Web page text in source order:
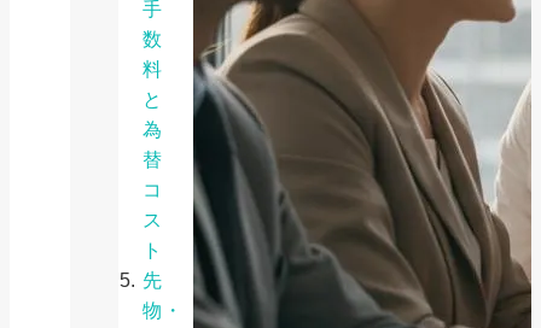
手
数
料
と
為
替
コ
ス
ト
先
物・